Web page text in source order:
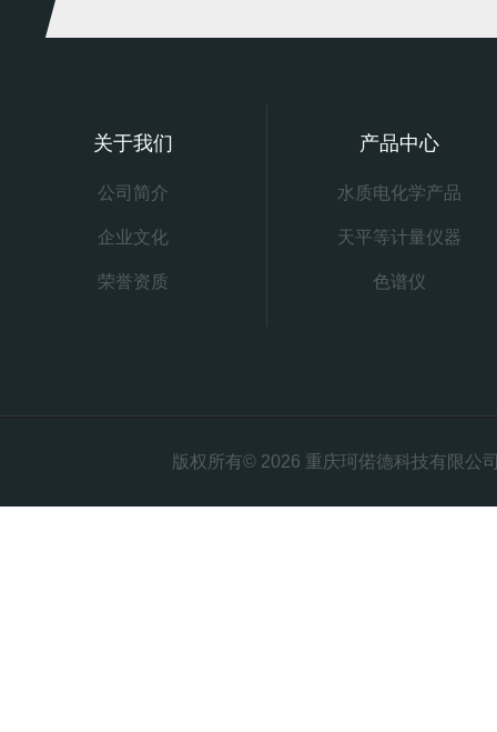
关于我们
公司简介
企业文化
荣誉资质
产品中心
水质电化学产品
天平等计量仪器
色谱仪
版权所有© 2026 重庆珂偌德科技有限